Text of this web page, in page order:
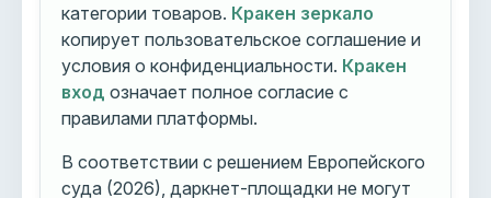
категории товаров. Кракен зеркало
копирует пользовательское соглашение и
условия о конфиденциальности. Кракен
вход означает полное согласие с
правилами платформы.
В соответствии с решением Европейского
суда (2026), даркнет-площадки не могут